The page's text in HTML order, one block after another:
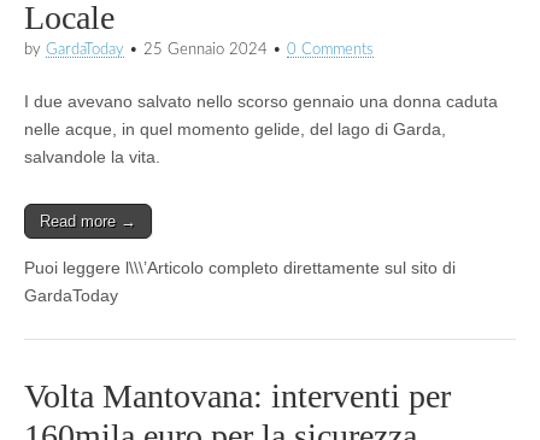
Locale
by GardaToday • 25 Gennaio 2024 • 0 Comments
I due avevano salvato nello scorso gennaio una donna caduta
nelle acque, in quel momento gelide, del lago di Garda,
salvandole la vita.
Read more →
Puoi leggere l\\\’Articolo completo direttamente sul sito di
GardaToday
Volta Mantovana: interventi per